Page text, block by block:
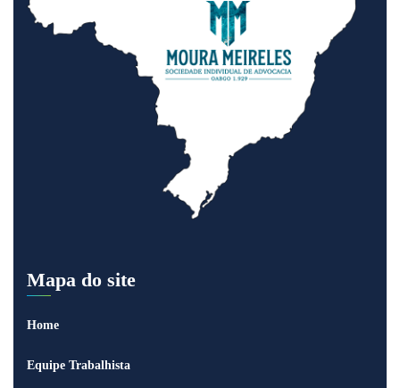
Mapa do site
Home
Equipe Trabalhista